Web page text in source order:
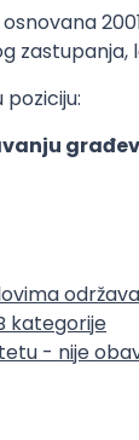
osnovana
kategorije
- nije